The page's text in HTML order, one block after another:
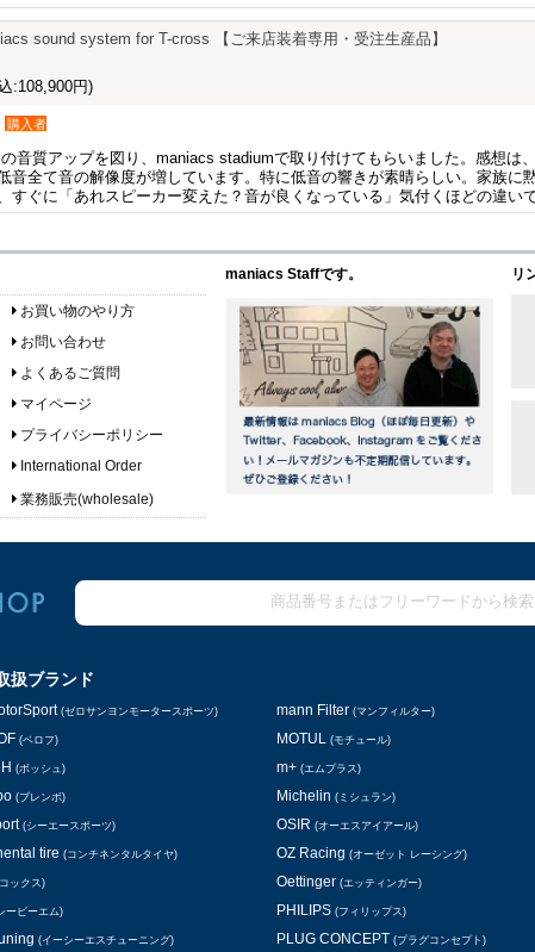
sound system for T-cross 【ご来店装着専用・受注生産品】
:108,900円)
購入者
音質アップを図り、maniacs stadiumで取り付けてもらいました。感想は
音全て音の解像度が増しています。特に低音の響きが素晴らしい。家族に
すぐに「あれスピーカー変えた？音が良くなっている」気付くほどの違い
お買い物のやり方
お問い合わせ
よくあるご質問
マイページ
プライバシーポリシー
International Order
業務販売(wholesale)
maniacs Staffです。 リ
扱ブランド
(ゼロサンヨンモータースポーツ)
(ベロフ)
(ボッシュ)
(ブレンボ)
(シーエースポーツ)
tire (コンチネンタルタイヤ)
ックス)
ービーエム)
(イーシーエスチューニング)
mann Filter (マンフィルター)
MOTUL (モチュール)
m+ (エムプラス)
Michelin (ミシュラン)
OSIR (オーエスアイアール)
OZ Racing (オーゼット レーシング)
Oettinger (エッティンガー)
PHILIPS (フィリップス)
PLUG CONCEPT (プラグコンセプト)